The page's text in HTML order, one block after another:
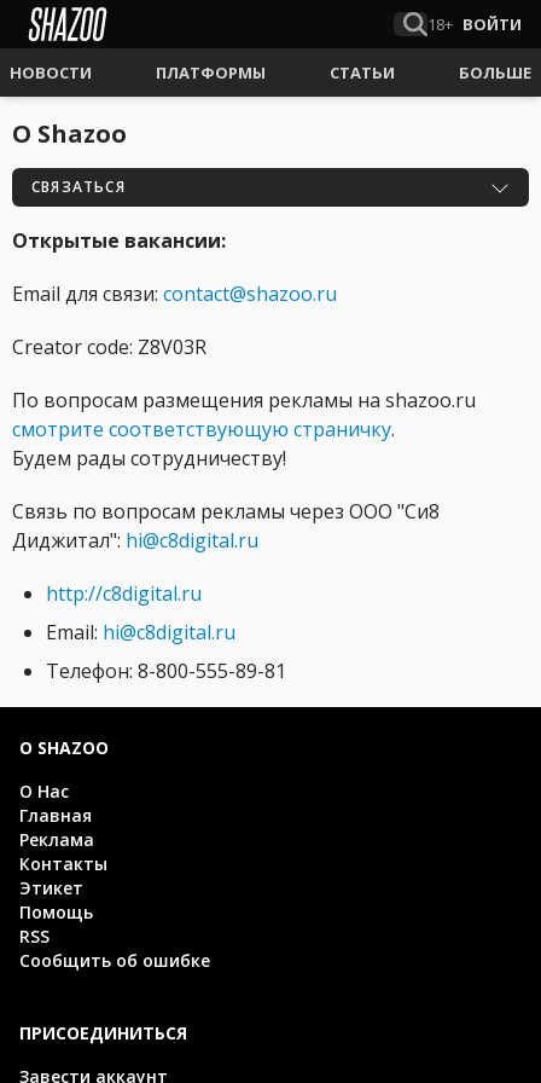
18+ ВОЙТИ
НОВОСТИ ПЛАТФОРМЫ СТАТЬИ БОЛЬШЕ
О Shazoo
СВЯЗАТЬСЯ
Открытые вакансии:
Email для связи: contact@shazoo.ru
Creator code: Z8V03R
По вопросам размещения рекламы на shazoo.ru
смотрите соответствующую страничку.
Будем рады сотрудничеству!
Связь по вопросам рекламы через ООО "Си8
Диджитал": hi@c8digital.ru
http://c8digital.ru
Email: hi@c8digital.ru
Телефон: 8-800-555-89-81
О SHAZOO
О Нас
Главная
Реклама
Контакты
Этикет
Помощь
RSS
Сообщить об ошибке
ПРИСОЕДИНИТЬСЯ
Завести аккаунт